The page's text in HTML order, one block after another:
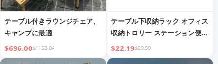
テーブル付きラウンジチェア、
キャンプに最適
$696.00$1153.04
テーブル下収納ラック オフィス
収納トロリー ステーション便利
なガジェット可動バッグファイ
ルキャスター付き収納バスケッ
$22.19$29.59